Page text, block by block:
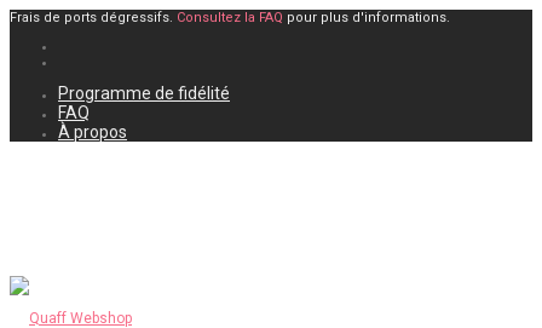
Frais de ports dégressifs. Consultez la FAQ pour plus d'informations.
Programme de fidélité
FAQ
À propos